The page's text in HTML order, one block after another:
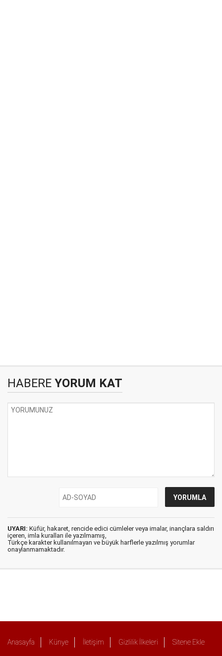
HABERE YORUM KAT
UYARI: Küfür, hakaret, rencide edici cümleler veya imalar, inançlara saldırı
içeren, imla kuralları ile yazılmamış,
Türkçe karakter kullanılmayan ve büyük harflerle yazılmış yorumlar
onaylanmamaktadır.
Anasayfa Künye İletişim Gizlilik İlkeleri Sitene Ekle